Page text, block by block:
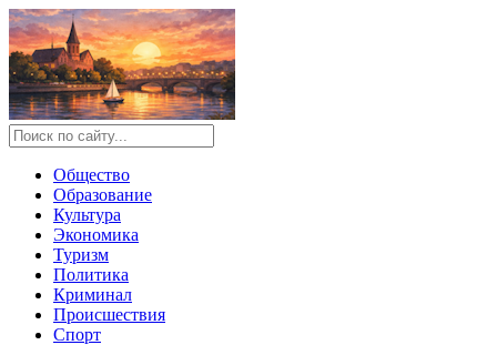
Общество
Образование
Культура
Экономика
Туризм
Политика
Криминал
Происшествия
Спорт